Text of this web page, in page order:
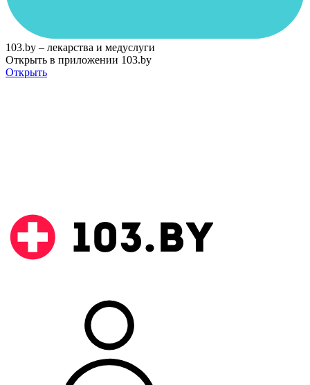
103.by – лекарства и медуслуги
Открыть в приложении 103.by
Открыть